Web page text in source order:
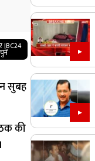
IBC24
सुबह
की